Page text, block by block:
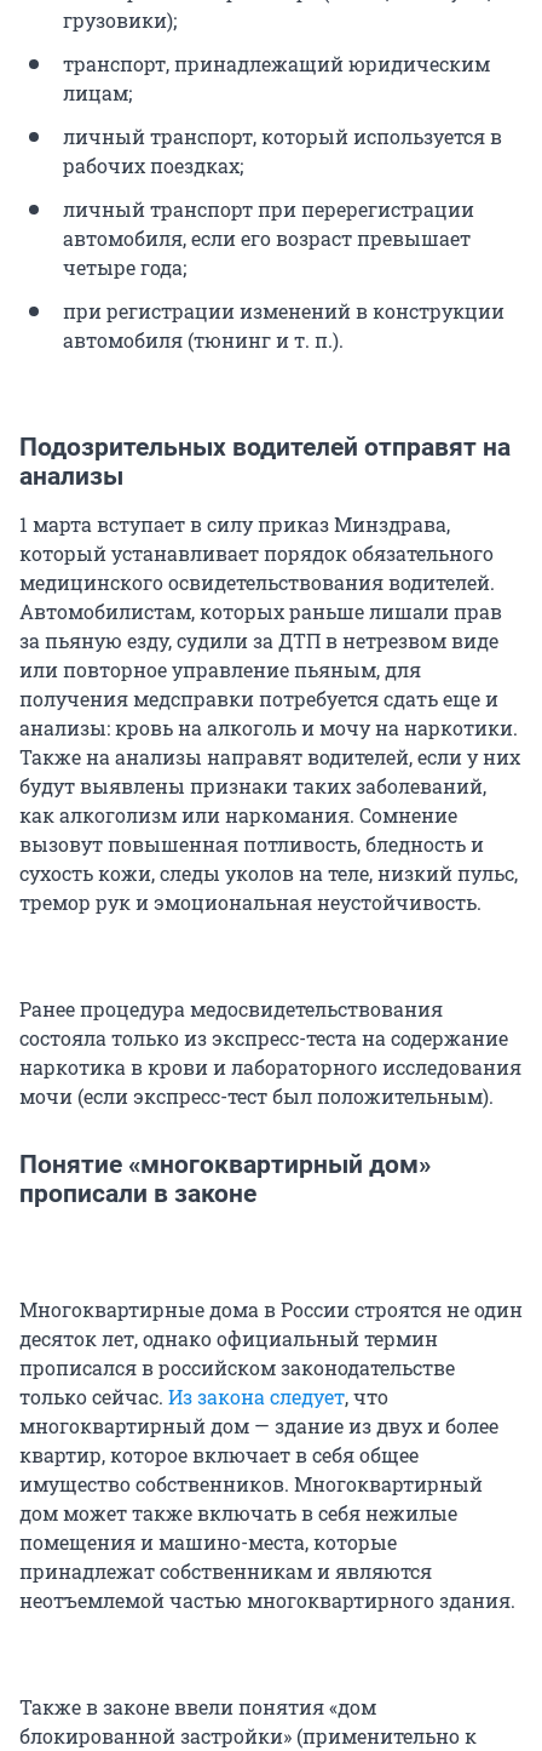
грузовики);
транспорт, принадлежащий юридическим
лицам;
личный транспорт, который используется в
рабочих поездках;
личный транспорт при перерегистрации
автомобиля, если его возраст превышает
четыре года;
при регистрации изменений в конструкции
автомобиля (тюнинг и т. п.).
Подозрительных водителей отправят на
анализы
1 марта вступает в силу приказ Минздрава,
который устанавливает порядок обязательного
медицинского освидетельствования водителей.
Автомобилистам, которых раньше лишали прав
за пьяную езду, судили за ДТП в нетрезвом виде
или повторное управление пьяным, для
получения медсправки потребуется сдать еще и
анализы: кровь на алкоголь и мочу на наркотики.
Также на анализы направят водителей, если у них
будут выявлены признаки таких заболеваний,
как алкоголизм или наркомания. Сомнение
вызовут повышенная потливость, бледность и
сухость кожи, следы уколов на теле, низкий пульс,
тремор рук и эмоциональная неустойчивость.
Ранее процедура медосвидетельствования
состояла только из экспресс-теста на содержание
наркотика в крови и лабораторного исследования
мочи (если экспресс-тест был положительным).
Понятие «многоквартирный дом»
прописали в законе
Многоквартирные дома в России строятся не один
десяток лет, однако официальный термин
прописался в российском законодательстве
только сейчас. Из закона следует, что
многоквартирный дом — здание из двух и более
квартир, которое включает в себя общее
имущество собственников. Многоквартирный
дом может также включать в себя нежилые
помещения и машино-места, которые
принадлежат собственникам и являются
неотъемлемой частью многоквартирного здания.
Также в законе ввели понятия «дом
блокированной застройки» (применительно к